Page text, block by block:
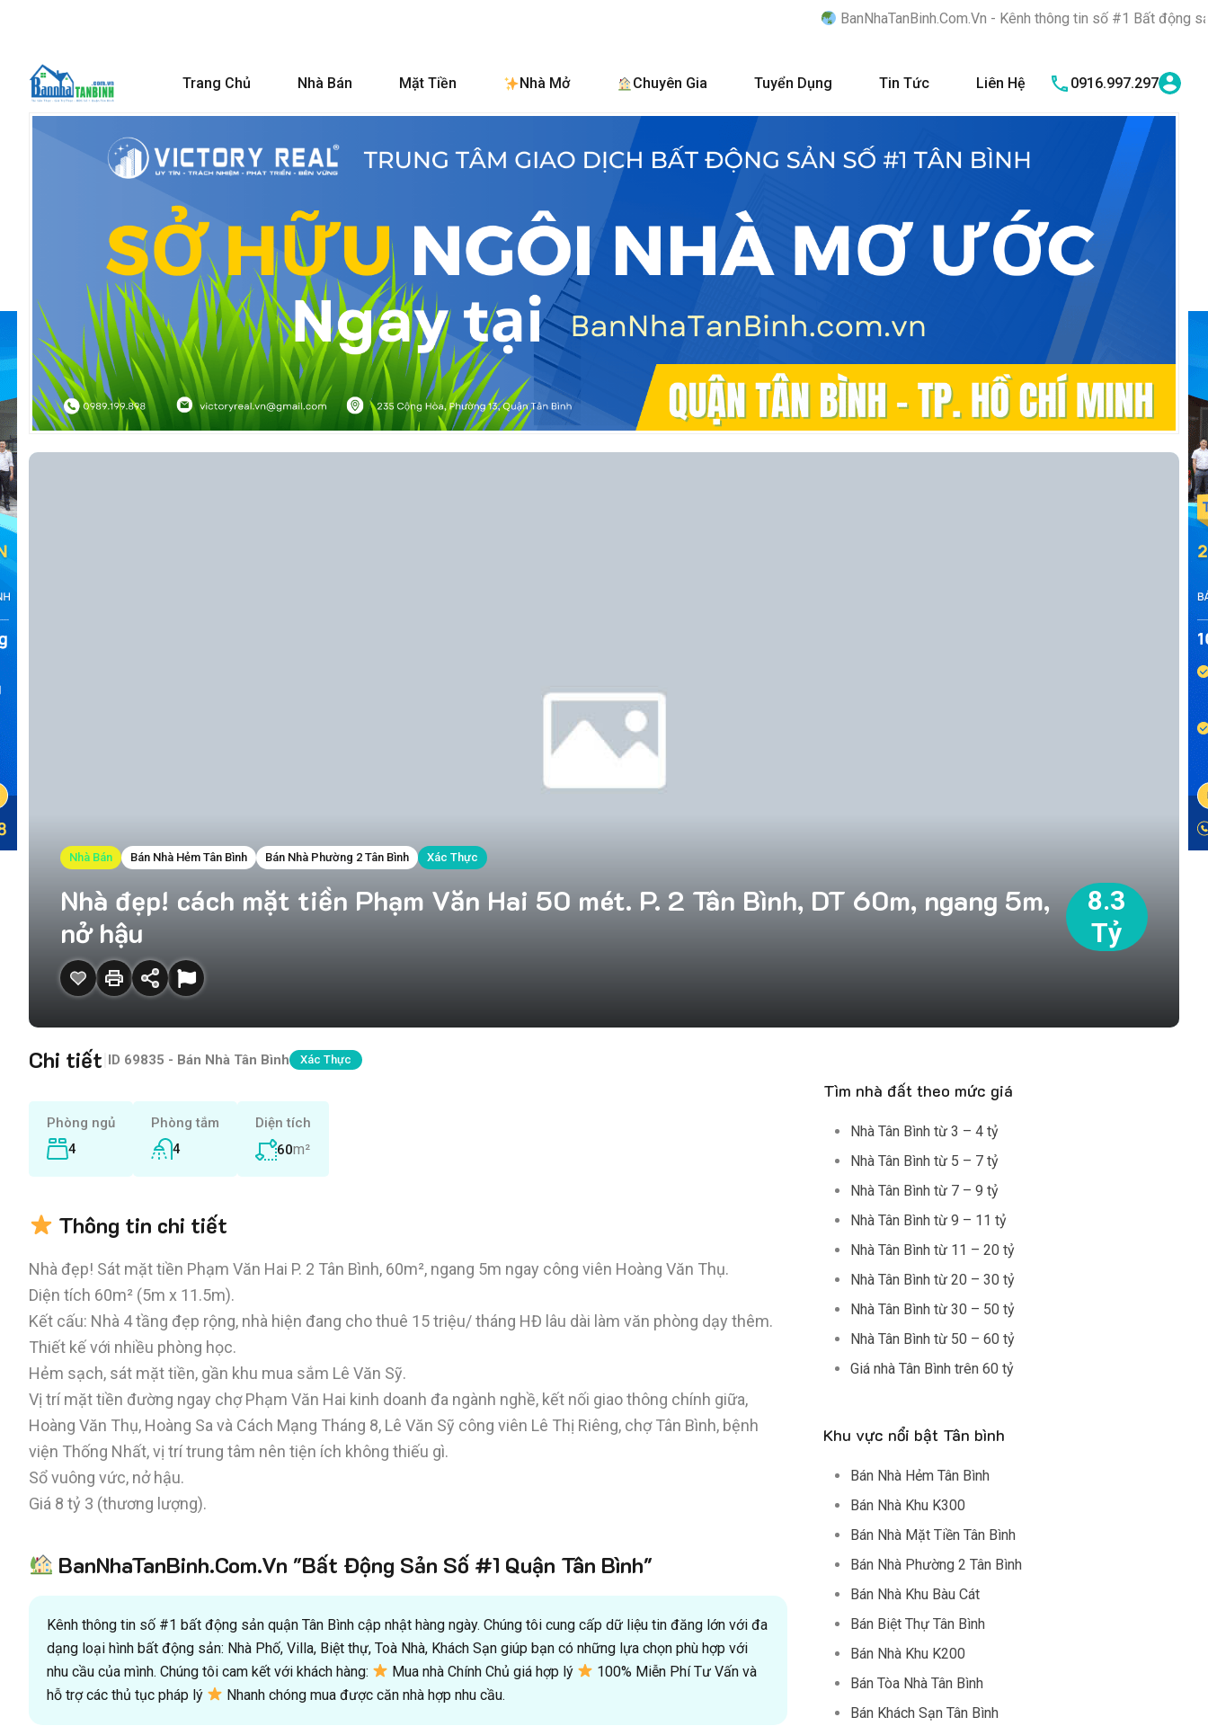
BanNhaTanBinh.Com.Vn - Kênh thông tin số #1 Bất động sản quận Tân
Trang Chủ Nhà Bán Mặt Tiền Nhà Mở Chuyên Gia Tuyển Dụng Tin Tức Liên Hệ 0916.997.297
Nhà Bán Bán Nhà Hẻm Tân Bình Bán Nhà Phường 2 Tân Bình Xác Thực
Nhà đẹp! cách mặt tiền Phạm Văn Hai 50 mét. P. 2 Tân Bình, DT 60m, ngang 5m,
nở hậu
8.3
Tỷ
Chi tiết ID 69835 - Bán Nhà Tân Bình Xác Thực
Phòng ngủ
4
Phòng tắm
4
Diện tích
60m²
Thông tin chi tiết
Nhà đẹp! Sát mặt tiền Phạm Văn Hai P. 2 Tân Bình, 60m², ngang 5m ngay công viên Hoàng Văn Thụ.
Diện tích 60m² (5m x 11.5m).
Kết cấu: Nhà 4 tầng đẹp rộng, nhà hiện đang cho thuê 15 triệu/ tháng HĐ lâu dài làm văn phòng dạy thêm.
Thiết kế với nhiều phòng học.
Hẻm sạch, sát mặt tiền, gần khu mua sắm Lê Văn Sỹ.
Vị trí mặt tiền đường ngay chợ Phạm Văn Hai kinh doanh đa ngành nghề, kết nối giao thông chính giữa,
Hoàng Văn Thụ, Hoàng Sa và Cách Mạng Tháng 8, Lê Văn Sỹ công viên Lê Thị Riêng, chợ Tân Bình, bệnh
viện Thống Nhất, vị trí trung tâm nên tiện ích không thiếu gì.
Sổ vuông vức, nở hậu.
Giá 8 tỷ 3 (thương lượng).
BanNhaTanBinh.Com.Vn "Bất Động Sản Số #1 Quận Tân Bình"
Kênh thông tin số #1 bất động sản quận Tân Bình cập nhật hàng ngày. Chúng tôi cung cấp dữ liệu tin đăng lớn với đa
dạng loại hình bất động sản: Nhà Phố, Villa, Biệt thự, Toà Nhà, Khách Sạn giúp bạn có những lựa chọn phù hợp với
nhu cầu của mình. Chúng tôi cam kết với khách hàng:
Mua nhà Chính Chủ giá hợp lý
100% Miễn Phí Tư Vấn và
hỗ trợ các thủ tục pháp lý
Nhanh chóng mua được căn nhà hợp nhu cầu.
Tìm nhà đất theo mức giá
Nhà Tân Bình từ 3 – 4 tỷ
Nhà Tân Bình từ 5 – 7 tỷ
Nhà Tân Bình từ 7 – 9 tỷ
Nhà Tân Bình từ 9 – 11 tỷ
Nhà Tân Bình từ 11 – 20 tỷ
Nhà Tân Bình từ 20 – 30 tỷ
Nhà Tân Bình từ 30 – 50 tỷ
Nhà Tân Bình từ 50 – 60 tỷ
Giá nhà Tân Bình trên 60 tỷ
Khu vực nổi bật Tân bình
Bán Nhà Hẻm Tân Bình
Bán Nhà Khu K300
Bán Nhà Mặt Tiền Tân Bình
Bán Nhà Phường 2 Tân Bình
Bán Nhà Khu Bàu Cát
Bán Biệt Thự Tân Bình
Bán Nhà Khu K200
Bán Tòa Nhà Tân Bình
Bán Khách Sạn Tân Bình